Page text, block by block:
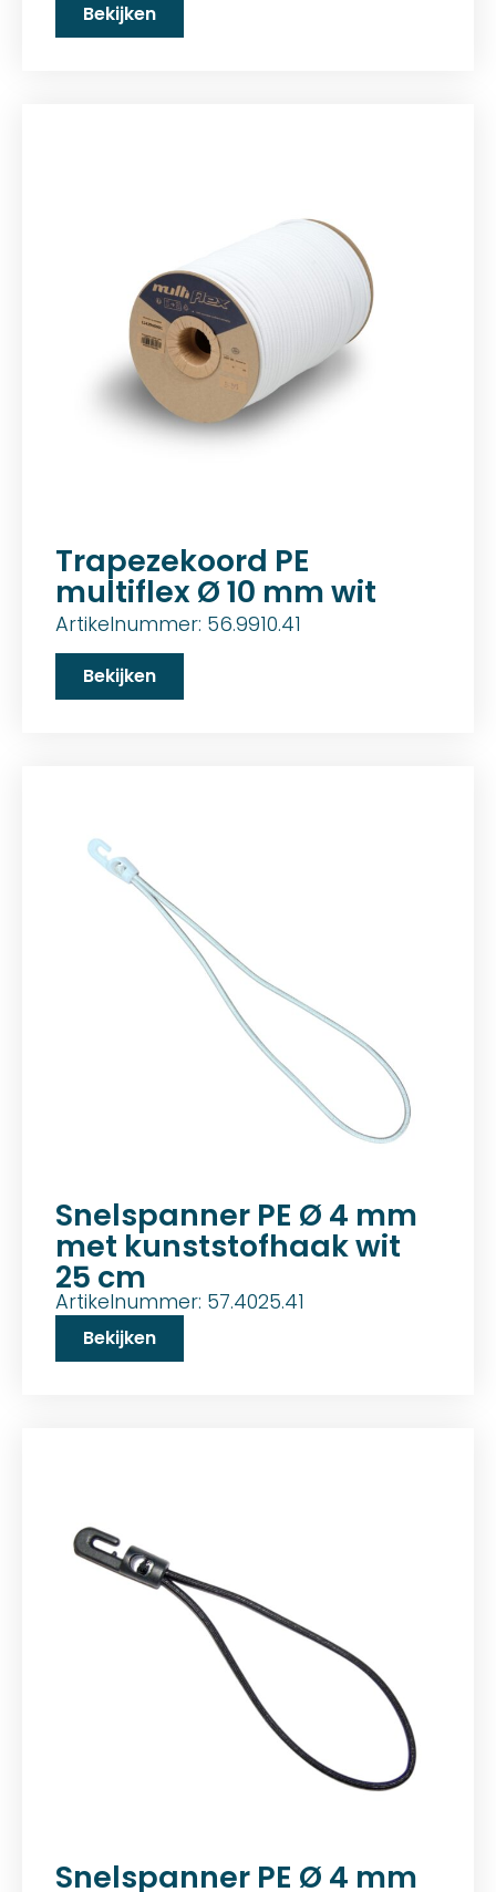
Bekijken
Trapezekoord PE
multiflex Ø 10 mm wit
Artikelnummer: 56.9910.41
Bekijken
Snelspanner PE Ø 4 mm
met kunststofhaak wit
25 cm
Artikelnummer: 57.4025.41
Bekijken
Snelspanner PE Ø 4 mm